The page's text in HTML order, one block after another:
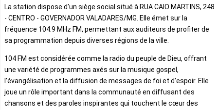
La station dispose d'un siège social situé à RUA CAIO MARTINS, 248
- CENTRO - GOVERNADOR VALADARES/MG. Elle émet sur la
fréquence 104.9 MHz FM, permettant aux auditeurs de profiter de
sa programmation depuis diverses régions de la ville.
104 FM est considérée comme la radio du peuple de Dieu, offrant
une variété de programmes axés sur la musique gospel,
l'évangélisation et la diffusion de messages de foi et d'espoir. Elle
joue un rôle important dans la communauté en diffusant des
chansons et des paroles inspirantes qui touchent le cœur des